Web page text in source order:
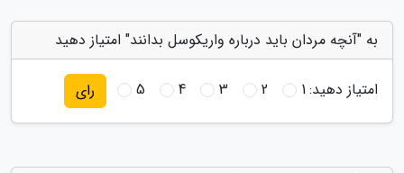
به "آنچه مردان باید درباره واریکوسل بدانند" امتیاز دهید
امتیاز دهید:1
2
3
4
5 رای